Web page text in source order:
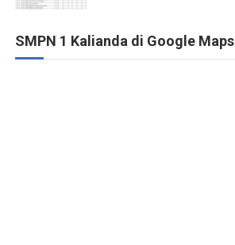
SMPN 1 Kalianda di Google Maps